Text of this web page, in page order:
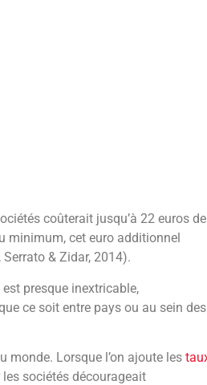
sociétés est simplement stupide.
les clients, les actionnaires, les
de salaire, comme dans
Laffer (indirect) sur les recettes
de ces effets est